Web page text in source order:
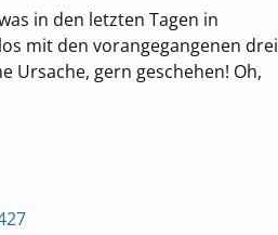
in den letzten Tagen in
mit den vorangegangenen drei
Ursache, gern geschehen! Oh,